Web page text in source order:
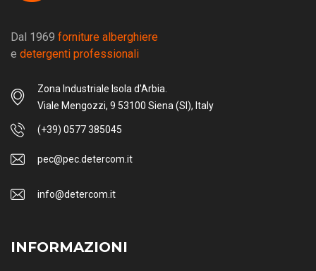
Dal 1969 forniture alberghiere
e detergenti professionali
Zona Industriale Isola d'Arbia.
Viale Mengozzi, 9 53100 Siena (SI), Italy
(+39) 0577 385045
pec@pec.detercom.it
info@detercom.it
INFORMAZIONI